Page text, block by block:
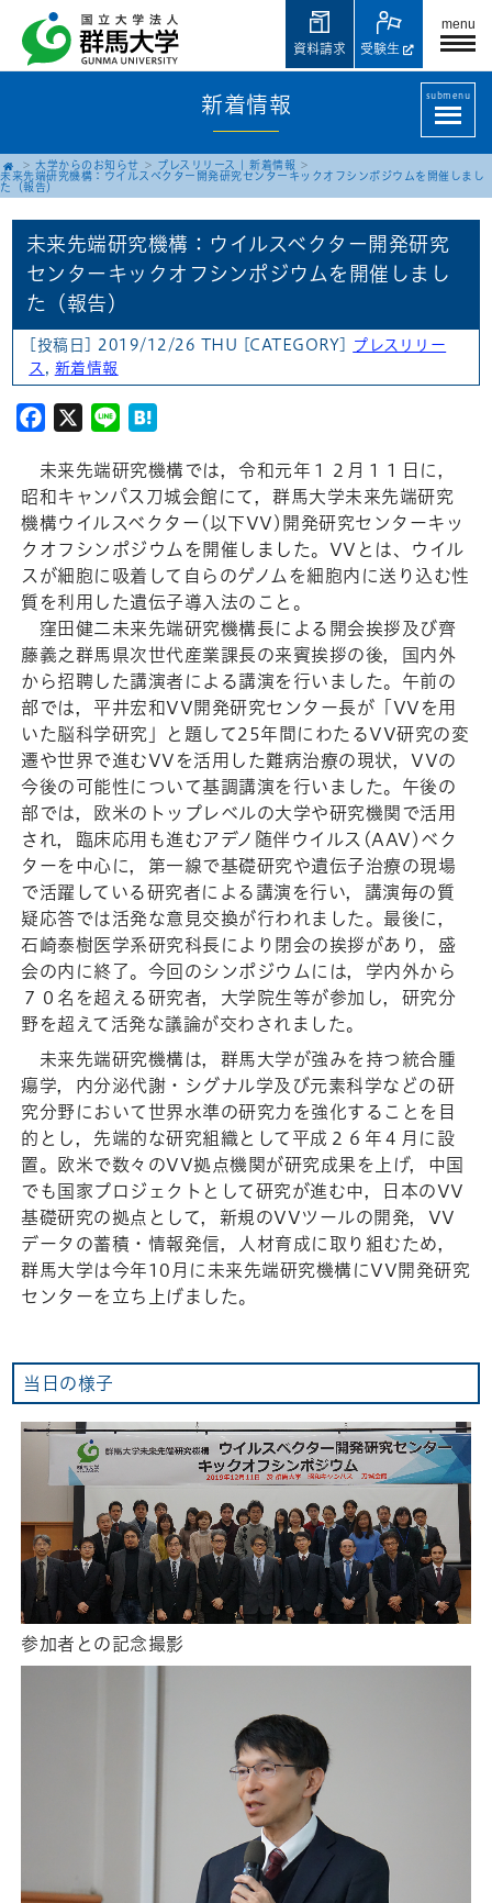
menu
受験生
資料請求
新着情報 submenu
大学からのお知らせ プレスリリース
新着情報
未来先端研究機構：ウイルスベクター開発研究センターキックオフシンポジウムを開催しまし
た（報告）
未来先端研究機構：ウイルスベクター開発研究
センターキックオフシンポジウムを開催しまし
た（報告）
[投稿日] 2019/12/26 THU [CATEGORY]
プレスリリー
ス , 新着情報
Facebook
X Line
未来先端研究機構では，令和元年１２月１１日に，
昭和キャンパス刀城会館にて，群馬大学未来先端研究
機構ウイルスベクター(以下VV)開発研究センターキッ
クオフシンポジウムを開催しました。VVとは、ウイル
スが細胞に吸着して自らのゲノムを細胞内に送り込む性
質を利用した遺伝子導入法のこと。
窪田健二未来先端研究機構長による開会挨拶及び齊
藤義之群馬県次世代産業課長の来賓挨拶の後，国内外
から招聘した講演者による講演を行いました。午前の
部では，平井宏和VV開発研究センター長が「VVを用
いた脳科学研究」と題して25年間にわたるVV研究の変
遷や世界で進むVVを活用した難病治療の現状，VVの
今後の可能性について基調講演を行いました。午後の
部では，欧米のトップレベルの大学や研究機関で活用
され，臨床応用も進むアデノ随伴ウイルス(AAV)ベク
ターを中心に，第一線で基礎研究や遺伝子治療の現場
で活躍している研究者による講演を行い，講演毎の質
疑応答では活発な意見交換が行われました。最後に，
石崎泰樹医学系研究科長により閉会の挨拶があり，盛
会の内に終了。今回のシンポジウムには，学内外から
７０名を超える研究者，大学院生等が参加し，研究分
野を超えて活発な議論が交わされました。
未来先端研究機構は，群馬大学が強みを持つ統合腫
瘍学，内分泌代謝・シグナル学及び元素科学などの研
究分野において世界水準の研究力を強化することを目
的とし，先端的な研究組織として平成２６年４月に設
置。欧米で数々のVV拠点機関が研究成果を上げ，中国
でも国家プロジェクトとして研究が進む中，日本のVV
基礎研究の拠点として，新規のVVツールの開発，VV
データの蓄積・情報発信，人材育成に取り組むため，
群馬大学は今年10月に未来先端研究機構にVV開発研究
センターを立ち上げました。
当日の様子
参加者との記念撮影